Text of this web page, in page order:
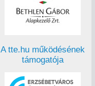
A tte.hu működésének
támogatója